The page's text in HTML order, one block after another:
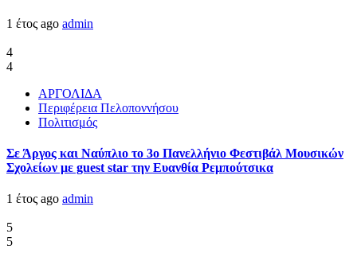
1 έτος ago admin
4
4
ΑΡΓΟΛΙΔΑ
Περιφέρεια Πελοποννήσου
Πολιτισμός
Σε Άργος και Ναύπλιο το 3ο Πανελλήνιο Φεστιβάλ Μουσικών
Σχολείων με guest star την Ευανθία Ρεμπούτσικα
1 έτος ago admin
5
5